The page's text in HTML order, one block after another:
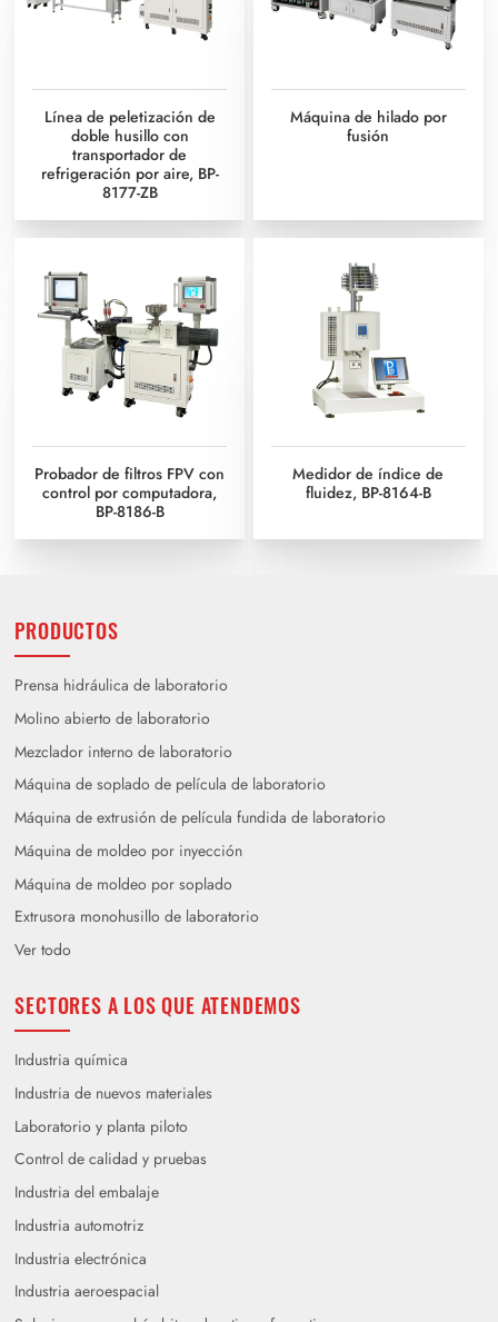
Línea de peletización de
doble husillo con
transportador de
refrigeración por aire, BP-
8177-ZB
Máquina de hilado por
fusión
Probador de filtros FPV con
control por computadora,
BP-8186-B
Medidor de índice de
fluidez, BP-8164-B
PRODUCTOS
Prensa hidráulica de laboratorio
Molino abierto de laboratorio
Mezclador interno de laboratorio
Máquina de soplado de película de laboratorio
Máquina de extrusión de película fundida de laboratorio
Máquina de moldeo por inyección
Máquina de moldeo por soplado
Extrusora monohusillo de laboratorio
Ver todo
SECTORES A LOS QUE ATENDEMOS
Industria química
Industria de nuevos materiales
Laboratorio y planta piloto
Control de calidad y pruebas
Industria del embalaje
Industria automotriz
Industria electrónica
Industria aeroespacial